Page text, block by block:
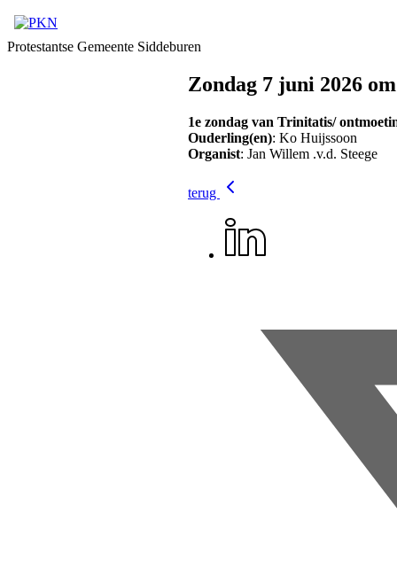
Protestantse Gemeente Siddeburen
Zondag 7 juni 2026
1e zondag van Trinitatis/
Ouderling(en): Ko Huijssoon
Organist: Jan Willem .v.d. Steege
terug